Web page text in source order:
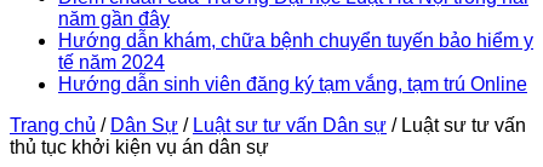
năm gần đây
Hướng dẫn khám, chữa bệnh chuyển tuyến bảo hiểm y
tế năm 2024
Hướng dẫn sinh viên đăng ký tạm vắng, tạm trú Online
Trang chủ / Dân Sự / Luật sư tư vấn Dân sự / Luật sư tư vấn
thủ tục khởi kiện vụ án dân sự